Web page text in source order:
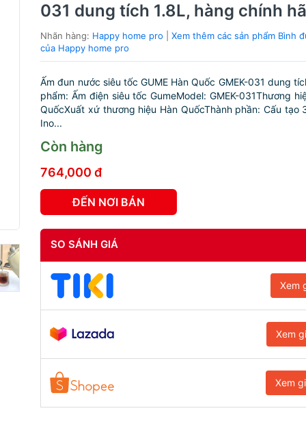
031 dung tích 1.8L, hàng chính
Nhãn hàng: Happy home pro |Xem thêm các sản phẩm Bình
của Happy home pro
Ấm đun nước siêu tốc GUME Hàn Quốc GMEK-031 dung
phẩm: Ấm điện siêu tốc GumeModel: GMEK-031Thương
QuốcXuất xứ thương hiệu Hàn QuốcThành phần: Cấu tạo
Ino...
Còn hàng
764,000 đ
ĐẾN NƠI BÁN
SO SÁNH GIÁ
Xem
Xem
Xem